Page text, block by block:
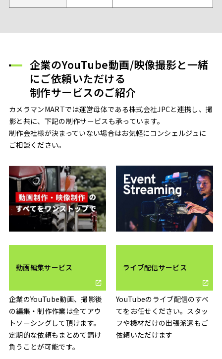
企業のYouTube動画/映像撮影と一緒
にご依頼いただける
制作サービスのご紹介
カメラマンMARTでは運営母体である株式会社JPCと連携し、撮
影と共に、下記の制作サービスも承っています。
制作会社様が決まっていない場合はお気軽にコンシェルジュに
ご相談ください。
動画編集サービス
企業のYouTube動画、撮影後
の編集・制作作業は全てアウ
トソーシングして頂けます。
定期的な依頼もまとめて請け
負うことが可能です。
ライブ配信サービス
YouTubeのライブ配信のすべ
てをお任せください。スタッ
フや機材だけの出張派遣もご
依頼いただけます